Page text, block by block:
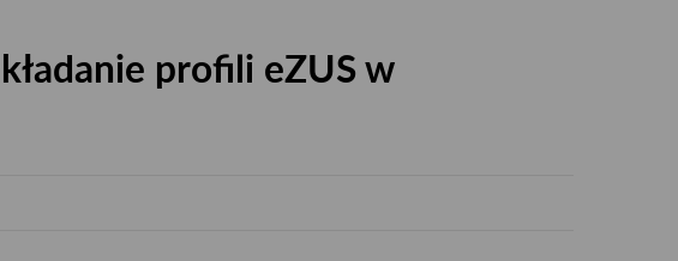
profili eZUS w